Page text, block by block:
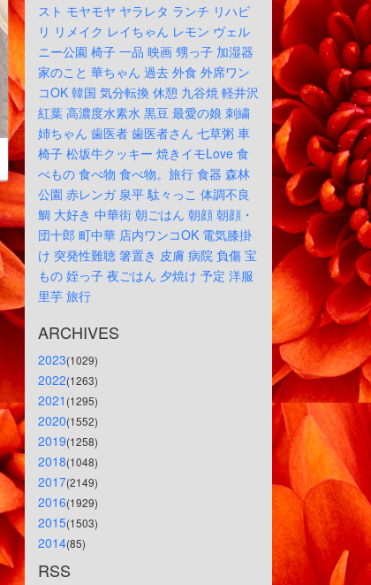
スト モヤモヤ ヤラレタ ランチ リハビ
リ リメイク レイちゃん レモン ヴェル
ニー公園 椅子 一品 映画 甥っ子 加湿器
家のこと 華ちゃん 過去 外食 外席ワン
コOK 韓国 気分転換 休憩 九谷焼 軽井沢
紅葉 高濃度水素水 黒豆 最愛の娘 刺繍
姉ちゃん 歯医者 歯医者さん 七草粥 車
椅子 松坂牛クッキー 焼きイモLove 食
べもの 食べ物 食べ物。旅行 食器 森林
公園 赤レンガ 泉平 駄々っこ 体調不良
鯛 大好き 中華街 朝ごはん 朝顔 朝顔・
団十郎 町中華 店内ワンコOK 電気膝掛
け 突発性難聴 箸置き 皮膚 病院 負傷 宝
もの 姪っ子 夜ごはん 夕焼け 予定 洋服
里芋 旅行
ARCHIVES
2023(1029)
2022(1263)
2021 (1295)
2020(1552)
2019(1258)
2018(1048)
2017(2149)
2016(1929)
2015(1503)
2014(85)
RSS